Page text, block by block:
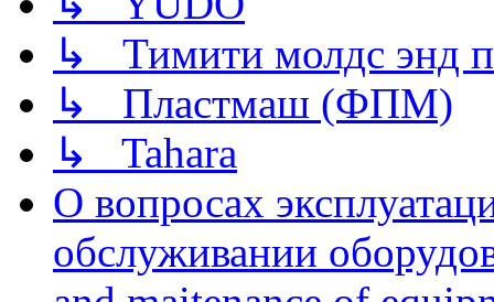
↳ Тимити молдс энд
↳ Пластмаш (ФПМ)
↳ Tahara
О вопросах
обслуживании